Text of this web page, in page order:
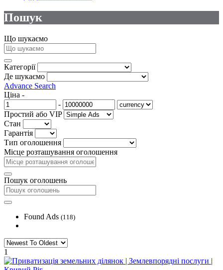
Пошук
Що шукаємо
Категорії
Де шукаємо
Advance Search
Ціна -
-
Простий або VIP
Стан
Гарантія
Тип оголошення
Місце розташування оголошення
Пошук оголошень
Found Ads (118)
1